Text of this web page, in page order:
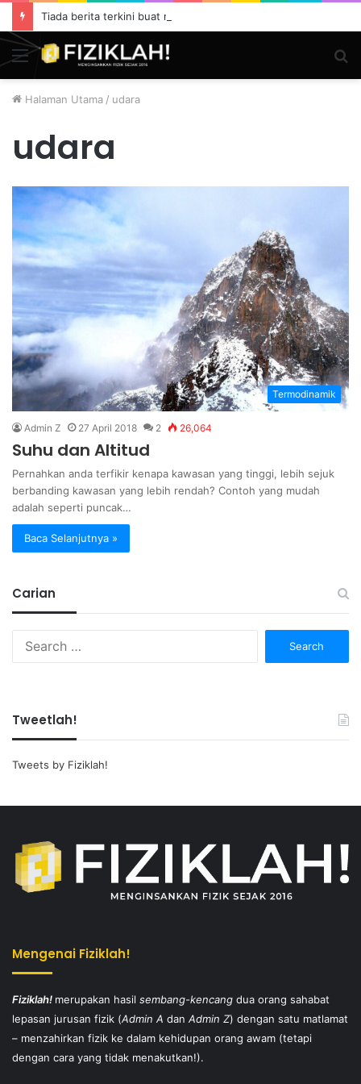
Tiada berita terkini buat masa ini.
Menu
Halaman Utama / udara
udara
Termodinamik
Admin Z 27 April 2018 2 26,064
Suhu dan Altitud
Pernahkan anda terfikir kenapa kawasan yang tinggi, lebih sejuk
berbanding kawasan yang lebih rendah? Contoh yang mudah
adalah seperti puncak…
Baca Selanjutnya »
Carian
Tweetlah!
Tweets by Fiziklah!
Mengenai Fiziklah!
Fiziklah! merupakan hasil sembang-kencang dua orang sahabat
lepasan jurusan fizik (Admin A dan Admin Z) dengan satu matlamat
– menzahirkan fizik ke dalam kehidupan orang awam (tetapi
dengan cara yang tidak menakutkan!).